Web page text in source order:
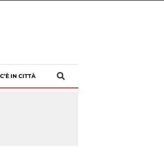
IN CITTÀ